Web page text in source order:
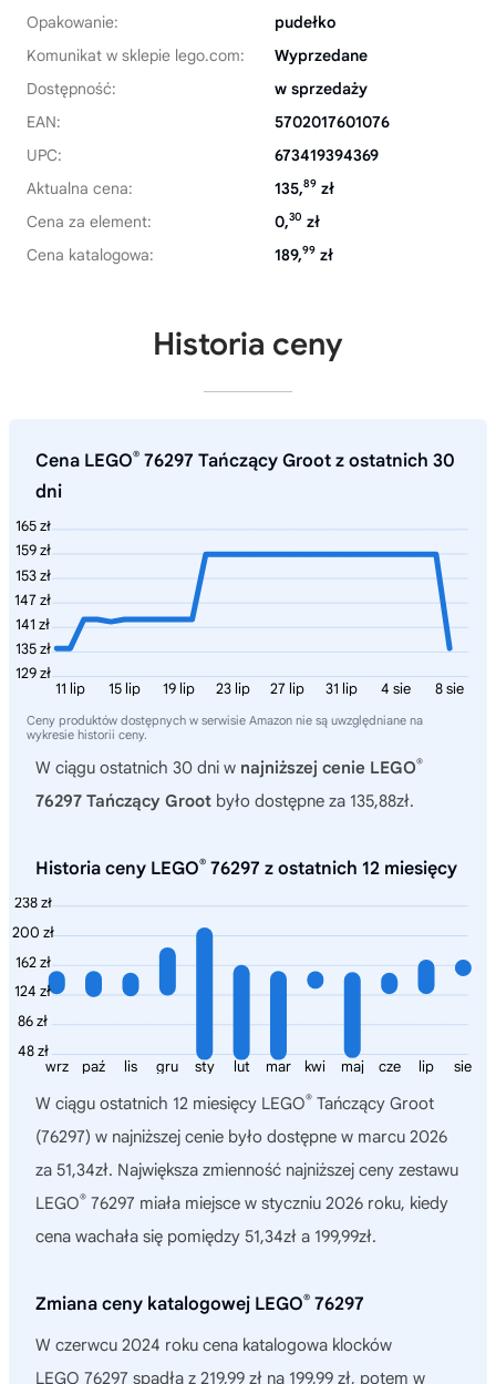
Opakowanie:
pudełko
Komunikat w sklepie lego.com:
Wyprzedane
Dostępność:
w sprzedaży
EAN:
5702017601076
UPC:
673419394369
Aktualna cena:
135,89 zł
Cena za element:
0,30 zł
Cena katalogowa:
189,99 zł
Historia ceny
Cena LEGO® 76297 Tańczący Groot z ostatnich 30
dni
165 zł
159 zł
153 zł
147 zł
141 zł
135 zł
129 zł
8 sie
4 sie
31 lip
27 lip
23 lip
19 lip
15 lip
11 lip
Ceny produktów dostępnych w serwisie Amazon nie są uwzględniane na
wykresie historii ceny.
W ciągu ostatnich 30 dni w najniższej cenie LEGO®
76297 Tańczący Groot było dostępne za 135,88zł.
Historia ceny LEGO® 76297 z ostatnich 12 miesięcy
238 zł
200 zł
162 zł
124 zł
86 zł
48 zł
sie
lip
cze
maj
kwi
mar
lut
sty
gru
lis
paź
wrz
W ciągu ostatnich 12 miesięcy LEGO® Tańczący Groot
(76297) w najniższej cenie było dostępne w marcu 2026
za 51,34zł. Największa zmienność najniższej ceny zestawu
LEGO® 76297 miała miejsce w styczniu 2026 roku, kiedy
cena wachała się pomiędzy 51,34zł a 199,99zł.
Zmiana ceny katalogowej LEGO® 76297
W czerwcu 2024 roku cena katalogowa klocków
LEGO 76297 spadła z 219,99 zł na 199,99 zł, potem w